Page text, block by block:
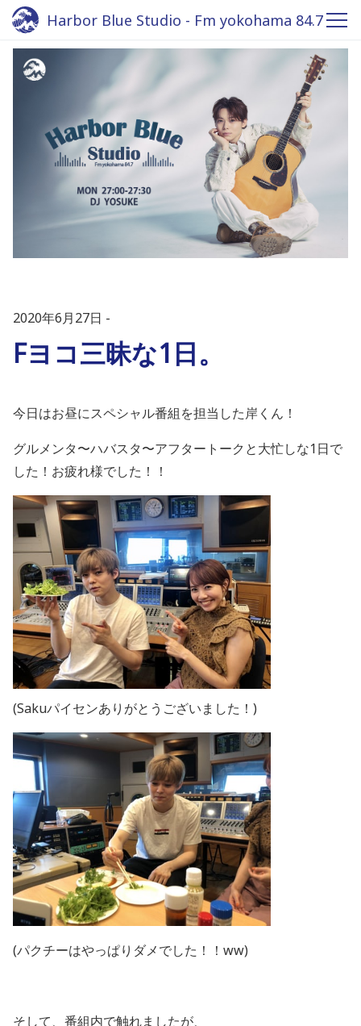
Harbor Blue Studio - Fm yokohama 84.7
2020年6月27日
Fヨコ三昧な1日。
今日はお昼にスペシャル番組を担当した岸くん！
グルメンタ〜ハバスタ〜アフタートークと大忙しな1日で
した！お疲れ様でした！！
(Sakuパイセンありがとうございました！)
(パクチーはやっぱりダメでした！！ww)
そして、番組内で触れましたが、